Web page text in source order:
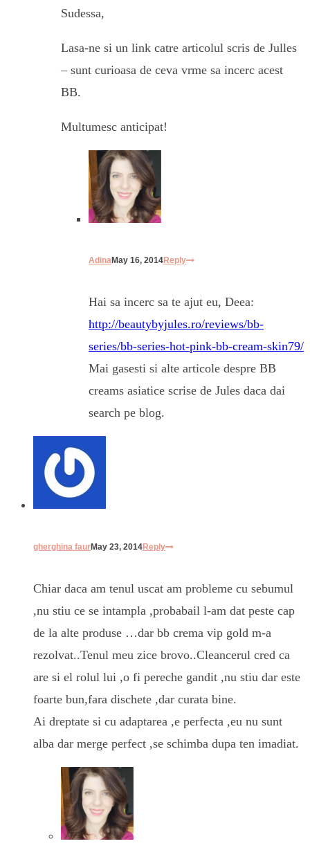
Sudessa,
Lasa-ne si un link catre articolul scris de Julles
– sunt curioasa de ceva vrme sa incerc acest
BB.
Multumesc anticipat!
AdinaMay 16, 2014Reply
Hai sa incerc sa te ajut eu, Deea:
http://beautybyjules.ro/reviews/bb-
series/bb-series-hot-pink-bb-cream-skin79/
Mai gasesti si alte articole despre BB
creams asiatice scrise de Jules daca dai
search pe blog.
gherghina faurMay 23, 2014Reply
Chiar daca am tenul uscat am probleme cu sebumul
,nu stiu ce se intampla ,probabail l-am dat peste cap
de la alte produse …dar bb crema vip gold m-a
rezolvat..Tenul meu zice brovo..Cleancerul cred ca
are si el rolul lui ,o fi pereche gandit ,nu stiu dar este
foarte bun,fara dischete ,dar curata bine.
Ai dreptate si cu adaptarea ,e perfecta ,eu nu sunt
alba dar merge perfect ,se schimba dupa ten imadiat.